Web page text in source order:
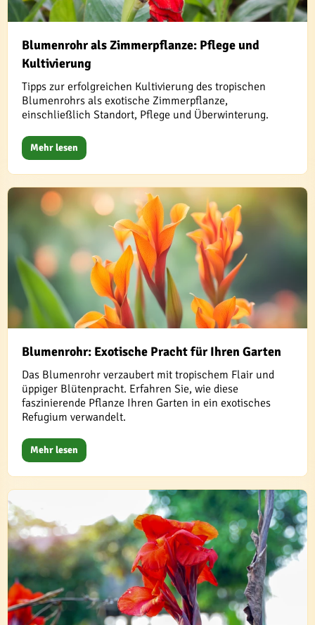
Blumenrohr als Zimmerpflanze: Pflege und
Kultivierung
Tipps zur erfolgreichen Kultivierung des tropischen
Blumenrohrs als exotische Zimmerpflanze,
einschließlich Standort, Pflege und Überwinterung.
Mehr lesen
Blumenrohr: Exotische Pracht für Ihren Garten
Das Blumenrohr verzaubert mit tropischem Flair und
üppiger Blütenpracht. Erfahren Sie, wie diese
faszinierende Pflanze Ihren Garten in ein exotisches
Refugium verwandelt.
Mehr lesen